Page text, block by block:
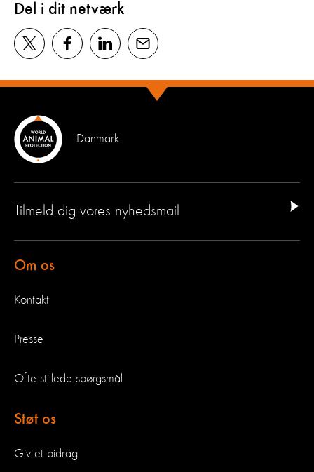
Del i dit netværk
Danmark
Tilmeld dig vores nyhedsmail
Om os
Kontakt
Presse
Ofte stillede spørgsmål
Støt os
Giv et bidrag